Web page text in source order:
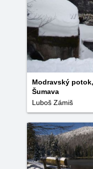
Modravský
Šumava
Luboš Zámiš